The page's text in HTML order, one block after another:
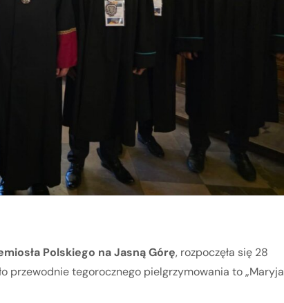
Polskiego na Jasną Górę, rozpoczęła się 28
przewodnie tegorocznego pielgrzymowania to „Maryja